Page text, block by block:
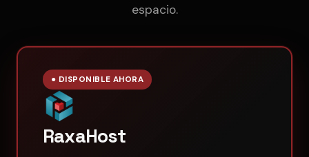
espacio.
● DISPONIBLE AHORA
RaxaHost